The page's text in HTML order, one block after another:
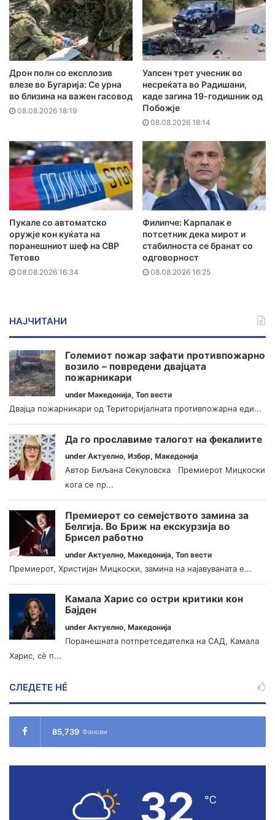
Дрон полн со експлозив
влезе во Бугарија: Се урна
во близина на важен гасовод
08.08.2026 18:19
Уапсен трет учесник во
несреќата во Радишани,
каде загина 19-годишник од
Побожје
08.08.2026 18:14
Пукале со автоматско
оружје кон куќата на
поранешниот шеф на СВР
Тетово
08.08.2026 16:34
Филипче: Карпалак е
потсетник дека мирот и
стабилноста се бранат со
одговорност
08.08.2026 16:25
НАЈЧИТАНИ
Големиот пожар зафати противпожарно
возило – повредени двајцата
пожарникари
under Македонија, Топ вести
Двајца пожарникари од Територијалната противпожарна еди...
Да го прославиме талогот на фекалиите
under Актуелно, Избор, Македонија
Автор Биљана Секуловска Премиерот Мицкоски
кога се пр...
Премиерот со семејството замина за
Белгија. Во Бриж на екскурзија во
Брисел работно
under Актуелно, Македонија, Топ вести
Премиерот, Христијан Мицкоски, замина на најавуваната е...
Камала Харис со остри критики кон
Бајден
under Актуелно, Македонија
Поранешната потпретседателка на САД, Камала
Харис, сè п...
СЛЕДЕТЕ НÉ
85,739 Фанови
32 ℃